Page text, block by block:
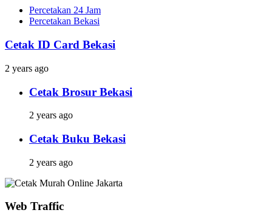
Percetakan 24 Jam
Percetakan Bekasi
Cetak ID Card Bekasi
2 years ago
Cetak Brosur Bekasi
2 years ago
Cetak Buku Bekasi
2 years ago
Web Traffic